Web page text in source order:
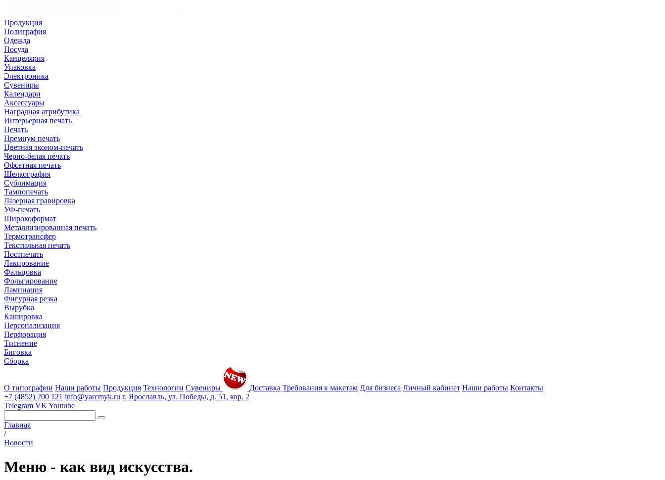
Продукция
Полиграфия
Одежда
Посуда
Канцелярия
Упаковка
Электроника
Сувениры
Календари
Аксессуары
Наградная атрибутика
Интерьерная печать
Печать
Премиум печать
Цветная эконом-печать
Черно-белая печать
Офсетная печать
Шелкография
Сублимация
Тампопечать
Лазерная гравировка
УФ-печать
Широкоформат
Металлизированная печать
Термотрансфер
Текстильная печать
Постпечать
Лакирование
Фальцовка
Фольгирование
Ламинация
Фигурная резка
Вырубка
Кашировка
Персонализация
Перфорация
Тиснение
Биговка
Сборка
О типографии Наши работы Продукция Технологии Сувениры Доставка Требования к макетам Для бизнеса Личный кабинет Наши работы Контакты
+7 (4852) 200 121 info@yarcmyk.ru г. Ярославль, ул. Победы, д. 51, кор. 2
Telegram VK Youtube
Главная
/
Новости
Меню - как вид искусства.